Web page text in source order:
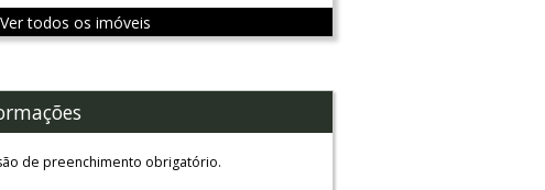
Ver todos os imóveis
de preenchimento obrigatório.